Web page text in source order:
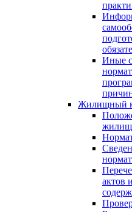
Иные
Жилищный
актов